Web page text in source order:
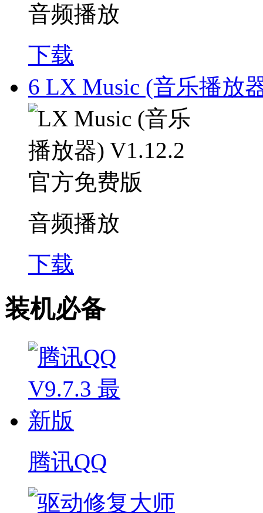
音频播放
下载
6 LX Music (音乐播放
音频播放
下载
装机必备
腾讯QQ